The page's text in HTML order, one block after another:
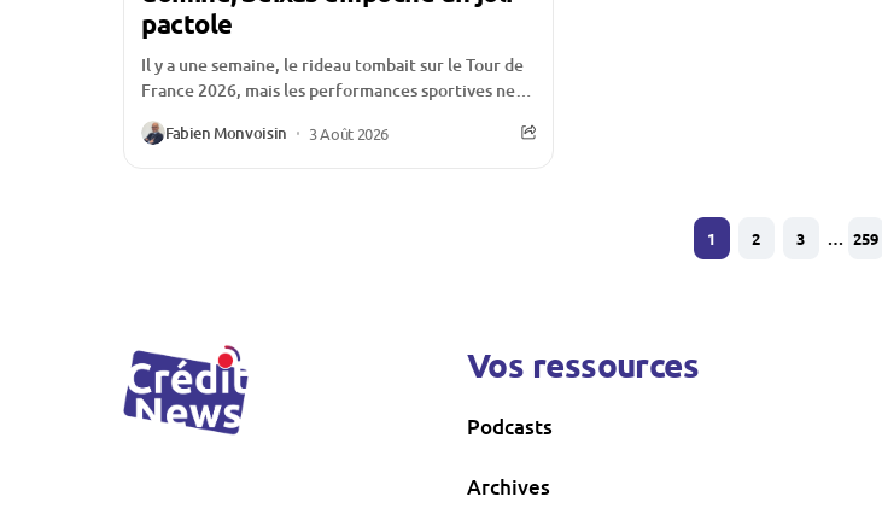
pactole
Il y a une semaine, le rideau tombait sur le Tour de
France 2026, mais les performances sportives ne
sont pas les seules...
Fabien Monvoisin 3 Août 2026
1 2 3 … 259
Vos ressources
Podcasts
Archives